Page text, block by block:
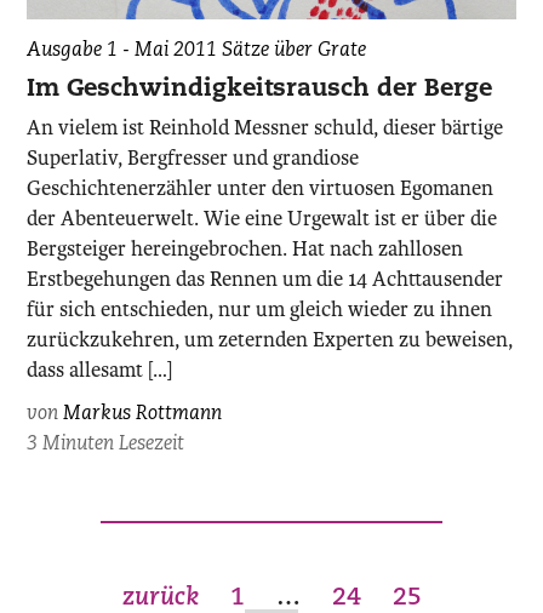
Ausgabe 1 - Mai 2011 Sätze über Grate
Im Geschwindigkeitsrausch der Berge
An vielem ist Reinhold Messner schuld, dieser bärtige
Superlativ, Bergfresser und grandiose
Geschichtenerzähler unter den virtuosen Egomanen
der Abenteuerwelt. Wie eine Urgewalt ist er über die
Bergsteiger hereingebrochen. Hat nach zahllosen
Erstbegehungen das Rennen um die 14 Achttausender
für sich entschieden, nur um gleich wieder zu ihnen
zurückzukehren, um zeternden Experten zu beweisen,
dass allesamt […]
vonMarkus Rottmann
3 Minuten Lesezeit
Seitennummerierung
zurück 1 … 24
25